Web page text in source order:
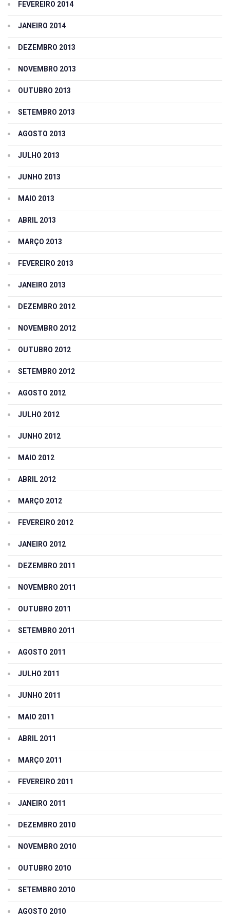
FEVEREIRO 2014
JANEIRO 2014
DEZEMBRO 2013
NOVEMBRO 2013
OUTUBRO 2013
SETEMBRO 2013
AGOSTO 2013
JULHO 2013
JUNHO 2013
MAIO 2013
ABRIL 2013
MARÇO 2013
FEVEREIRO 2013
JANEIRO 2013
DEZEMBRO 2012
NOVEMBRO 2012
OUTUBRO 2012
SETEMBRO 2012
AGOSTO 2012
JULHO 2012
JUNHO 2012
MAIO 2012
ABRIL 2012
MARÇO 2012
FEVEREIRO 2012
JANEIRO 2012
DEZEMBRO 2011
NOVEMBRO 2011
OUTUBRO 2011
SETEMBRO 2011
AGOSTO 2011
JULHO 2011
JUNHO 2011
MAIO 2011
ABRIL 2011
MARÇO 2011
FEVEREIRO 2011
JANEIRO 2011
DEZEMBRO 2010
NOVEMBRO 2010
OUTUBRO 2010
SETEMBRO 2010
AGOSTO 2010